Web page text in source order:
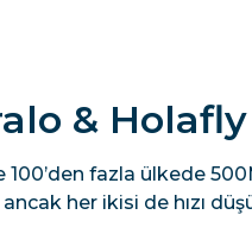
& Holafly
fazla ülkede
her ikisi de hızı